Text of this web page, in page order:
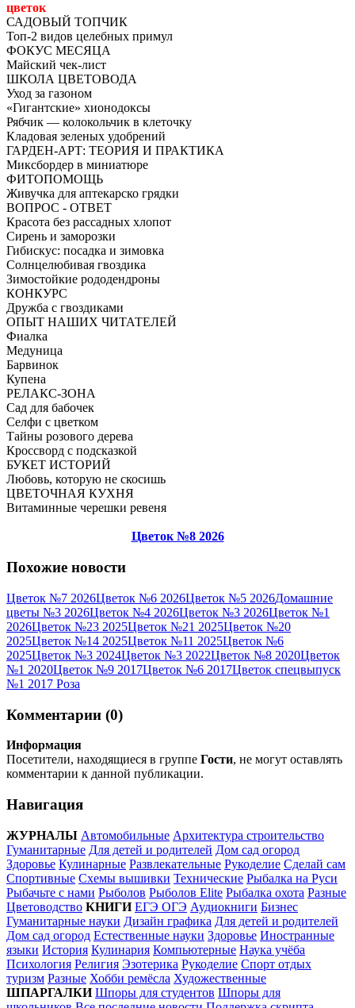
цветок
САДОВЫЙ ТОПЧИК
Топ-2 видов целебных примул
ФОКУС МЕСЯЦА
Майский чек-лист
ШКОЛА ЦВЕТОВОДА
Уход за газоном
«Гигантские» хионодоксы
Рябчик — колокольчик в клеточку
Кладовая зеленых удобрений
ГАРДЕН-АРТ: ТЕОРИЯ И ПРАКТИКА
Миксбордер в миниатюре
ФИТОПОМОЩЬ
Живучка для аптекарско грядки
ВОПРОС - ОТВЕТ
Красота без рассадных хлопот
Сирень и заморозки
Гибискус: посадка и зимовка
Солнцелюбивая гвоздика
Зимостойкие рододендроны
КОНКУРС
Дружба с гвоздиками
ОПЫТ НАШИХ ЧИТАТЕЛЕЙ
Фиалка
Медуница
Барвинок
Купена
РЕЛАКС-ЗОНА
Сад для бабочек
Селфи с цветком
Тайны розового дерева
Кроссворд с подсказкой
БУКЕТ ИСТОРИЙ
Любовь, которую не скосишь
ЦВЕТОЧНАЯ КУХНЯ
Витаминные черешки ревеня
Цветок №8 2026
Похожие новости
Цветок №7 2026Цветок №6 2026Цветок №5 2026Домашние
цветы №3 2026Цветок №4 2026Цветок №3 2026Цветок №1
2026Цветок №23 2025Цветок №21 2025Цветок №20
2025Цветок №14 2025Цветок №11 2025Цветок №6
2025Цветок №3 2024Цветок №3 2022Цветок №8 2020Цветок
№1 2020Цветок №9 2017Цветок №6 2017Цветок спецвыпуск
№1 2017 Роза
Комментарии (0)
Информация
Посетители, находящиеся в группе Гости, не могут оставлять
комментарии к данной публикации.
Навигация
ЖУРНАЛЫ Автомобильные Архитектура строительство
Гуманитарные Для детей и родителей Дом сад огород
Здоровье Кулинарные Развлекательные Рукоделие Сделай сам
Спортивные Схемы вышивки Технические Рыбалка на Руси
Рыбачьте с нами Рыболов Рыболов Elite Рыбалка охота Разные
Цветоводство КНИГИ ЕГЭ ОГЭ Аудиокниги Бизнес
Гуманитарные науки Дизайн графика Для детей и родителей
Дом сад огород Естественные науки Здоровье Иностранные
языки История Кулинария Компьютерные Наука учёба
Психология Религия Эзотерика Рукоделие Спорт отдых
туризм Разные Хобби ремёсла Художественные
ШПАРГАЛКИ Шпоры для студентов Шпоры для